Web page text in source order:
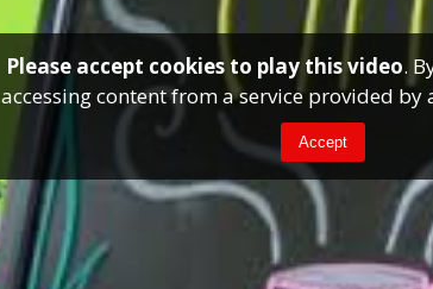
Please accept cookies to play this video.
accessing content from a service provided
Accept